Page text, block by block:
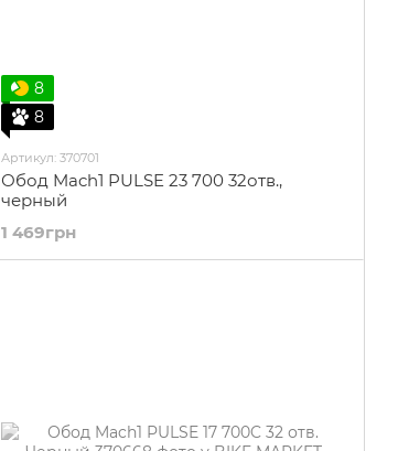
8
8
Артикул: 370701
Обод Mach1 PULSE 23 700 32отв.,
черный
1 469грн